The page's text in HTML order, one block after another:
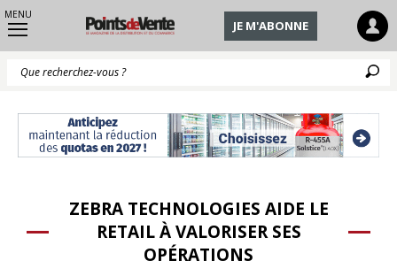
MENU
JE M'ABONNE
ZEBRA TECHNOLOGIES AIDE LE
RETAIL À VALORISER SES
OPÉRATIONS